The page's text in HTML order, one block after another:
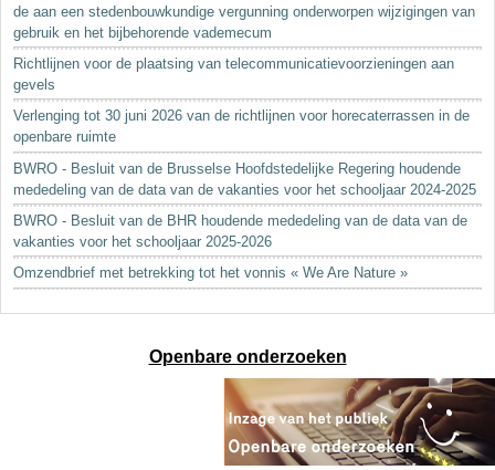
de aan een stedenbouwkundige vergunning onderworpen wijzigingen van
gebruik en het bijbehorende vademecum
Richtlijnen voor de plaatsing van telecommunicatievoorzieningen aan
gevels
Verlenging tot 30 juni 2026 van de richtlijnen voor horecaterrassen in de
openbare ruimte
BWRO - Besluit van de Brusselse Hoofdstedelijke Regering houdende
mededeling van de data van de vakanties voor het schooljaar 2024-2025
BWRO - Besluit van de BHR houdende mededeling van de data van de
vakanties voor het schooljaar 2025-2026
Omzendbrief met betrekking tot het vonnis « We Are Nature »
Openbare onderzoeken